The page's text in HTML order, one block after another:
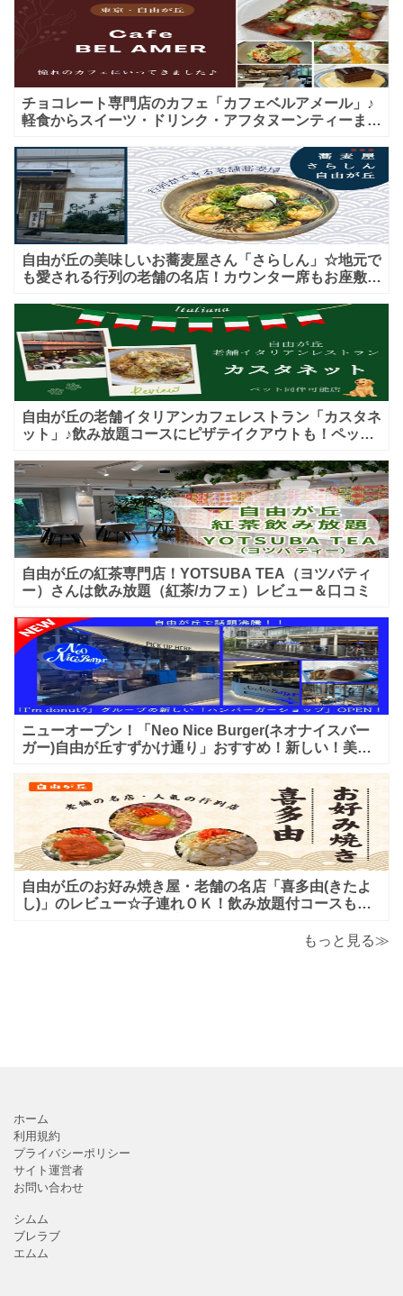
チョコレート専門店のカフェ「カフェベルアメール」♪
軽食からスイーツ・ドリンク・アフタヌーンティーまで
自由が丘の美味しいお蕎麦屋さん「さらしん」☆地元で
も愛される行列の老舗の名店！カウンター席もお座敷も
自由が丘の老舗イタリアンカフェレストラン「カスタネ
ット」♪飲み放題コースにピザテイクアウトも！ペット
自由が丘の紅茶専門店！YOTSUBA TEA（ヨツバティ
ー）さんは飲み放題（紅茶/カフェ）レビュー＆口コミ
ニューオープン！「Neo Nice Burger(ネオナイスバー
ガー)自由が丘すずかけ通り」おすすめ！新しい！美味
自由が丘のお好み焼き屋・老舗の名店「喜多由(きたよ
し)」のレビュー☆子連れＯＫ！飲み放題付コースも！
もっと見る≫
ホーム
利用規約
プライバシーポリシー
サイト運営者
お問い合わせ
シムム
ブレラブ
エムム